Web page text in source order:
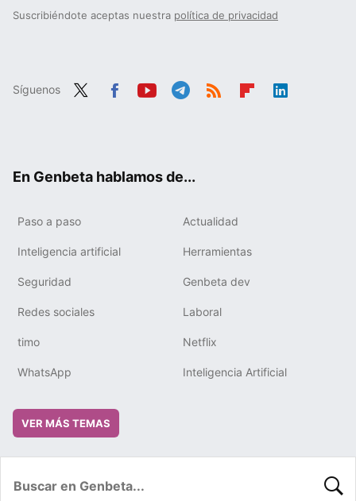
Suscribiéndote aceptas nuestra política de privacidad
Síguenos
En Genbeta hablamos de...
Paso a paso Actualidad
Inteligencia artificial Herramientas
Seguridad Genbeta dev
Redes sociales Laboral
timo Netflix
WhatsApp Inteligencia Artificial
VER MÁS TEMAS